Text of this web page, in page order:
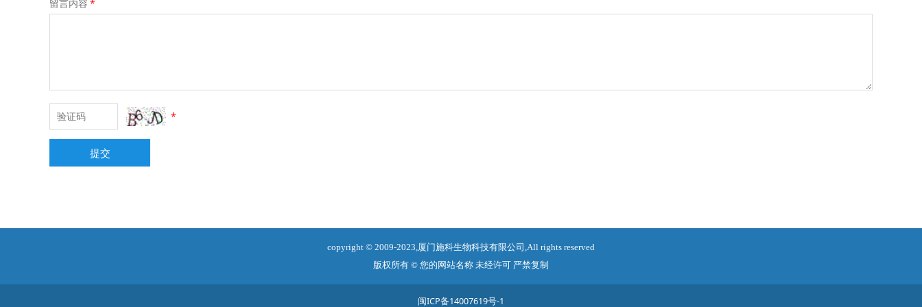
留言内容 *
*
提交
copyright © 2009-2023,厦门施科生物科技有限公司,All rights reserved
版权所有 © 您的网站名称 未经许可 严禁复制
闽ICP备14007619号-1